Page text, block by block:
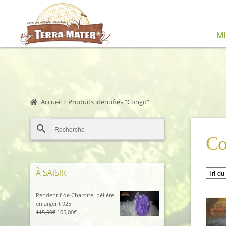
Aller
à
la
Aller
au
contenu
Accueil Produits identifiés “Congo”
À SAISIR
Pendentif de Charoïte, bélière
en argent 925
115,00€ Le
105,00€Le